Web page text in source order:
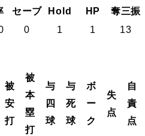
セーブ Hold HP
奪三振
0 1 1 13
被
安
打
被
本
塁
打
与
四
球
与
死
球
ボ
ー
ク
失
点
自
責
点